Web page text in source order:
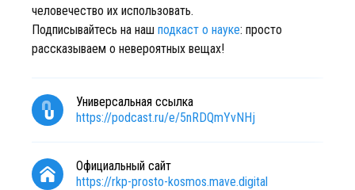
человечество их использовать.
Подписывайтесь на наш подкаст о науке: просто
рассказываем о невероятных вещах!
Универсальная ссылка
https://podcast.ru/e/5nRDQmYvNHj
Официальный сайт
https://rkp-prosto-kosmos.mave.digital